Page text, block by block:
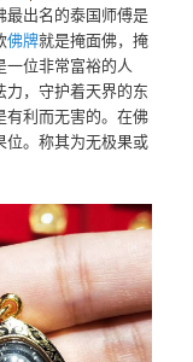
最出名的泰国师傅是
佛牌就是掩面佛，掩
位非常富裕的人
，守护着天界的东
有利而无害的。在佛
位。称其为无极果或